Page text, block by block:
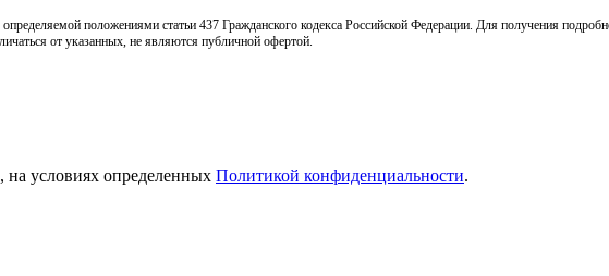
положениями статьи 437 Гражданского кодекса Российской Федерации. Для получения
от указанных, не являются публичной офертой.
, на условиях определенных Политикой конфиденциальности.